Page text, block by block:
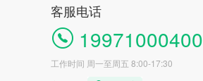
客服电话
19971000400
工作时间 周一至周五 8:00-17:30